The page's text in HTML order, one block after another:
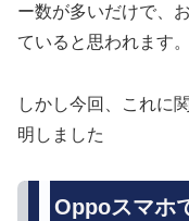
ー数が多いだけで、
ていると思われます。
しかし今回、これに
明しました
Oppoスマホ